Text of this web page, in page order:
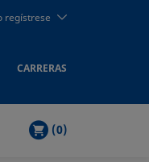
regístrese
CARRERAS
LISTA
DE
(0)PRODUCTOS